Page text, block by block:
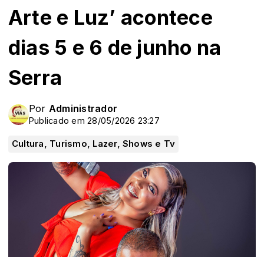
Arte e Luz’ acontece
dias 5 e 6 de junho na
Serra
Por Administrador
Publicado em 28/05/2026 23:27
Cultura, Turismo, Lazer, Shows e Tv